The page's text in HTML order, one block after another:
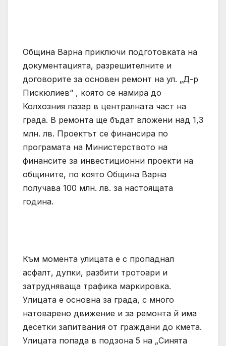
Община Варна приключи подготовката на
документацията, разрешителните и
договорите за основен ремонт на ул. „Д-р
Пискюлиев“ , която се намира до
Колхозния пазар в централната част на
града. В ремонта ще бъдат вложени над 1,3
млн. лв. Проектът се финансира по
програмата на Министерството на
финансите за инвестиционни проекти на
общините, по която Община Варна
получава 100 млн. лв. за настоящата
година.
Към момента улицата е с пропаднал
асфалт, дупки, разбити тротоари и
затрудняваща трафика маркировка.
Улицата е основна за града, с много
натоварено движение и за ремонта й има
десетки запитвания от граждани до кмета.
Улицата попада в подзона 5 на „Синята